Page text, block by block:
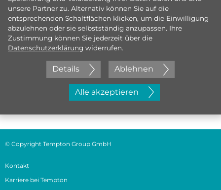
Jetzt initiativ bewerben
unsere Partner zu. Alternativ können Sie auf die
entsprechenden Schaltflächen klicken, um die Einwilligung
abzulehnen oder sie selbstständig anzupassen. Ihre
Zustimmung können Sie jederzeit über die
Datenschutzerklärung widerrufen.
Details Ablehnen
Alle akzeptieren
© Copyright Tempton Group GmbH
Kontakt
Karriere bei Tempton